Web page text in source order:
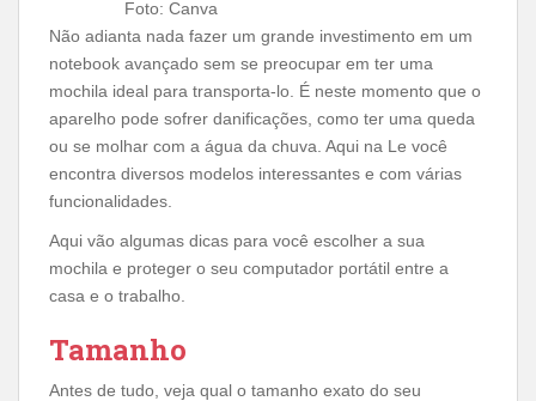
Foto: Canva
Não adianta nada fazer um grande investimento em um
notebook avançado sem se preocupar em ter uma
mochila ideal para transporta-lo. É neste momento que o
aparelho pode sofrer danificações, como ter uma queda
ou se molhar com a água da chuva. Aqui na Le você
encontra diversos modelos interessantes e com várias
funcionalidades.
Aqui vão algumas dicas para você escolher a sua
mochila e proteger o seu computador portátil entre a
casa e o trabalho.
Tamanho
Antes de tudo, veja qual o tamanho exato do seu